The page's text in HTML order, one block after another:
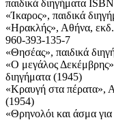
παιδικά διηγήματα
«Ίκαρος», παιδικά
«Ηρακλής», Αθήνα,
960-393-135-7
«Θησέας», παιδικά
«Ο μεγάλος
διηγήματα (1945)
«Κραυγή στα πέρατα»,
(1954)
«Θρηνολόι και άσμα